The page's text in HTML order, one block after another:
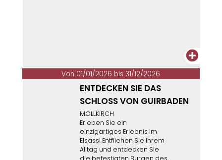
+
Von 01/01/2026 bis 31/12/2026
ENTDECKEN SIE DAS
SCHLOSS VON GUIRBADEN
MOLLKIRCH
Erleben Sie ein
einzigartiges Erlebnis im
Elsass! Entfliehen Sie Ihrem
Alltag und entdecken Sie
die befestigten Burgen des